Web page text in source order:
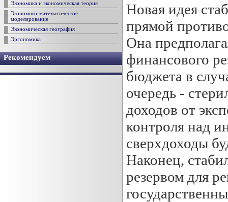
Экономика и экономическая теория
Экономико-математическое
моделирование
Экономическая география
Эргономика
Рекомендуем
Новая идея
прямой
Она
финансового
бюджета в
очередь -
доходов от
контроля над
сверхдоходы
Наконец,
резервом для